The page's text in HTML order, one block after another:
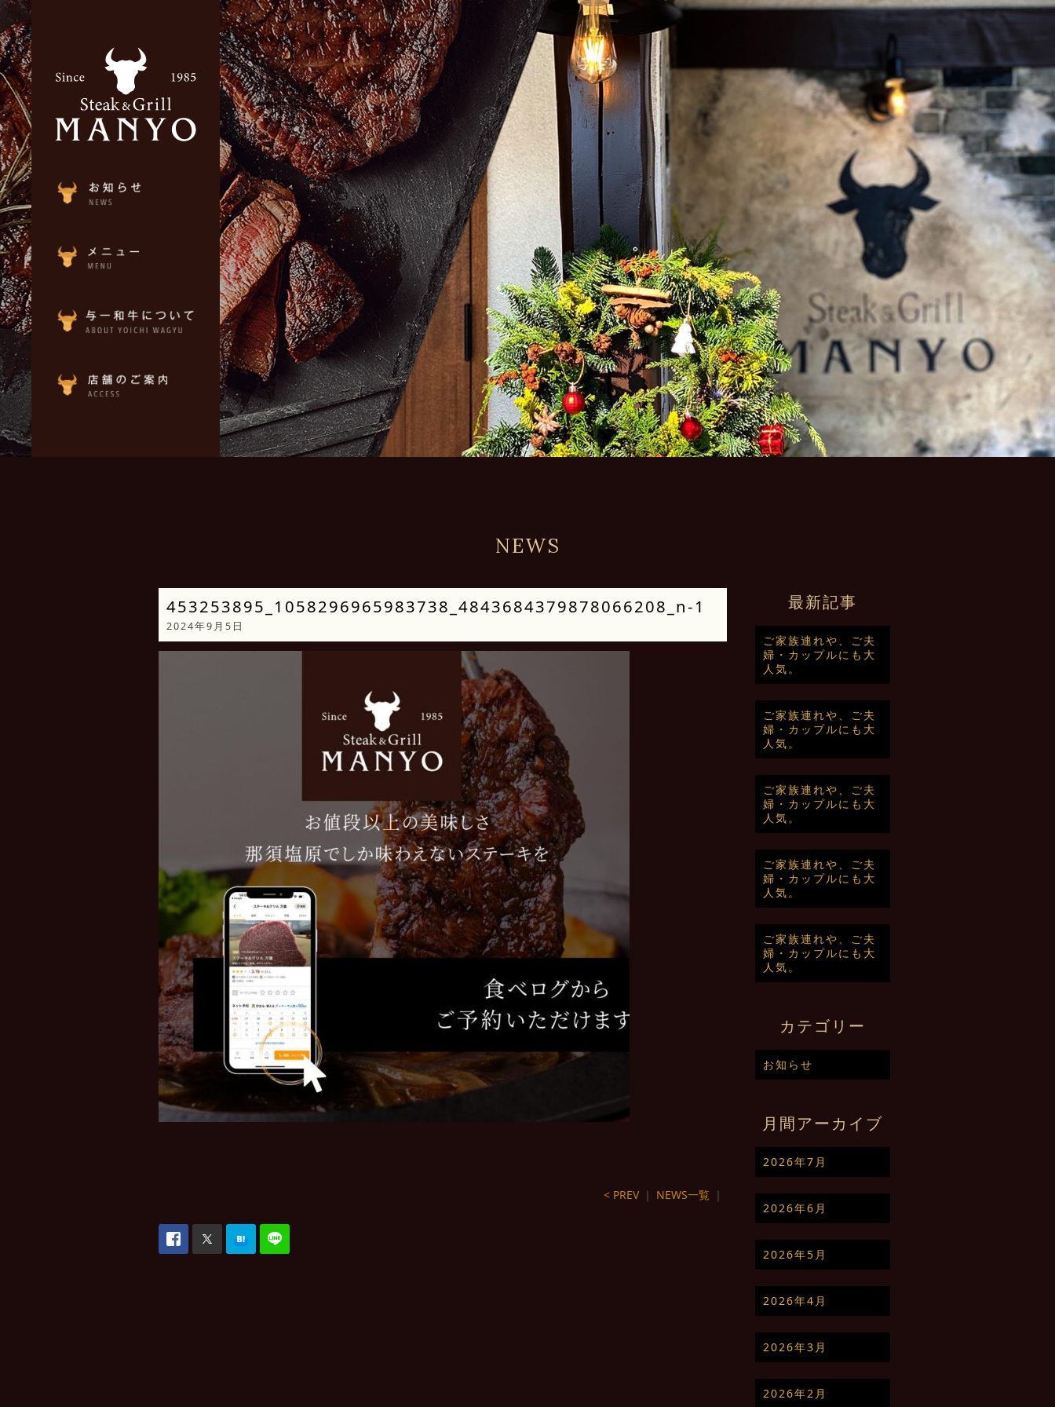
NEWS
453253895_1058296965983738_4843684379878066208_n-1
2024年9月5日
< PREV｜ NEWS一覧 ｜
最新記事
ご家族連れや、ご夫
婦・カップルにも大
人気。
ご家族連れや、ご夫
婦・カップルにも大
人気。
ご家族連れや、ご夫
婦・カップルにも大
人気。
ご家族連れや、ご夫
婦・カップルにも大
人気。
ご家族連れや、ご夫
婦・カップルにも大
人気。
カテゴリー
お知らせ
月間アーカイブ
2026年7月
2026年6月
2026年5月
2026年4月
2026年3月
2026年2月